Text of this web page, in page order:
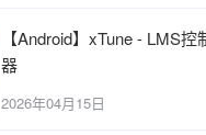
【Android】xTune - LMS
器
2026年04月15日